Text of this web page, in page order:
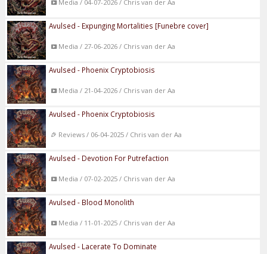
Media / 04-07-2026 / Chris van der Aa
Avulsed - Expunging Mortalities [Funebre cover]
Media / 27-06-2026 / Chris van der Aa
Avulsed - Phoenix Cryptobiosis
Media / 21-04-2026 / Chris van der Aa
Avulsed - Phoenix Cryptobiosis
Reviews / 06-04-2025 / Chris van der Aa
Avulsed - Devotion For Putrefaction
Media / 07-02-2025 / Chris van der Aa
Avulsed - Blood Monolith
Media / 11-01-2025 / Chris van der Aa
Avulsed - Lacerate To Dominate